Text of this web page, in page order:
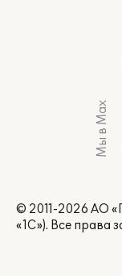
Мы в Max
© 2011-2026 АО
«1С»). Все права